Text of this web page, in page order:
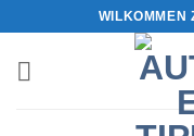
springen
WILKOMMEN